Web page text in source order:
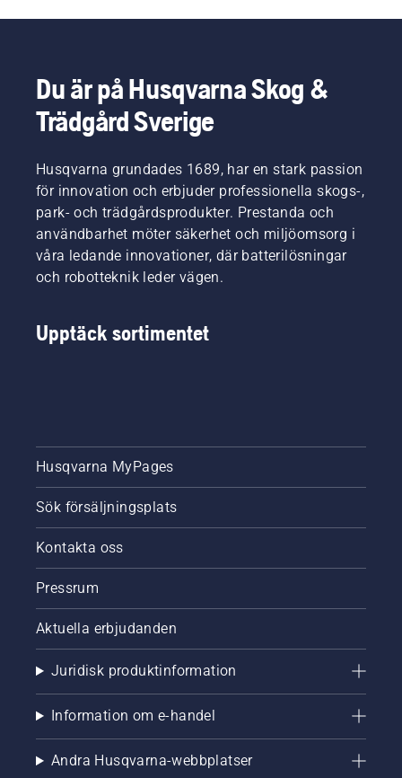
Du är på Husqvarna Skog &
Trädgård Sverige
Husqvarna grundades 1689, har en stark passion
för innovation och erbjuder professionella skogs-,
park- och trädgårdsprodukter. Prestanda och
användbarhet möter säkerhet och miljöomsorg i
våra ledande innovationer, där batterilösningar
och robotteknik leder vägen.
Upptäck sortimentet
Husqvarna MyPages
Sök försäljningsplats
Kontakta oss
Pressrum
Aktuella erbjudanden
Juridisk produktinformation
Information om e-handel
Andra Husqvarna-webbplatser